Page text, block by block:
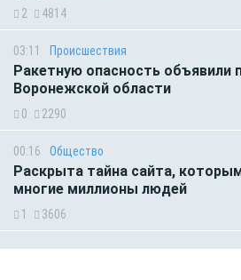
2 4814
03:11 Происшествия
Ракетную опасность объявили
Воронежской области
0 2290
00:16 Общество
Раскрыта тайна сайта,
многие миллионы людей
1 3606